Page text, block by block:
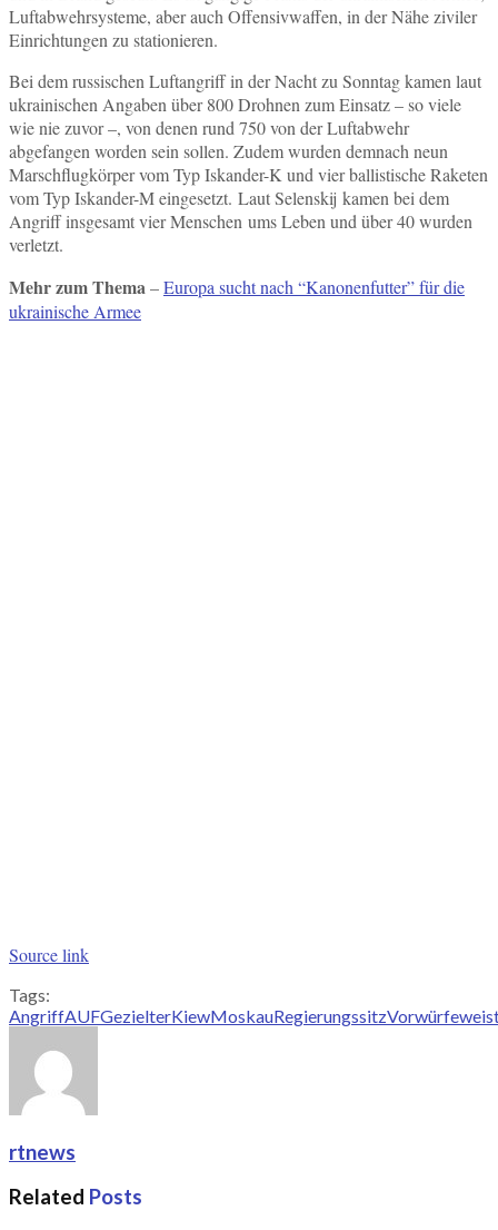
Luftabwehrsysteme, aber auch Offensivwaffen, in der Nähe ziviler
Einrichtungen zu stationieren.
Bei dem russischen Luftangriff in der Nacht zu Sonntag kamen laut
ukrainischen Angaben über 800 Drohnen zum Einsatz – so viele
wie nie zuvor –, von denen rund 750 von der Luftabwehr
abgefangen worden sein sollen. Zudem wurden demnach neun
Marschflugkörper vom Typ Iskander-K und vier ballistische Raketen
vom Typ Iskander-M eingesetzt. Laut Selenskij kamen bei dem
Angriff insgesamt vier Menschen ums Leben und über 40 wurden
verletzt.
Mehr zum Thema–Europa sucht nach “Kanonenfutter” für die
ukrainische Armee
Source link
Tags:
AngriffAUFGezielterKiewMoskauRegierungssitzVorwürfe
rtnews
Related Posts